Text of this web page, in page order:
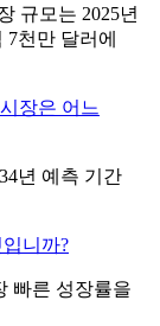
규모는 2025년
7천만 달러에
장은 어느
년 예측 기간
니까?
빠른 성장률을